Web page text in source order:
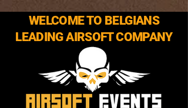
WELCOME TO BELGIANS
LEADING AIRSOFT COMPANY